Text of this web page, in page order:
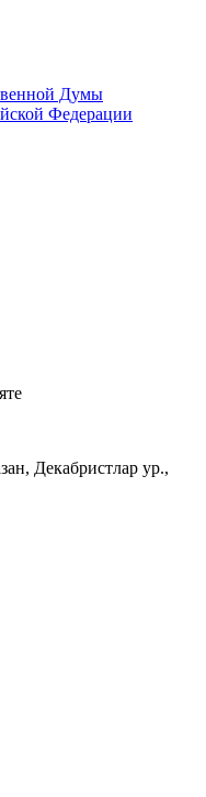
Думы
Федерации
Декабристлар ур.,